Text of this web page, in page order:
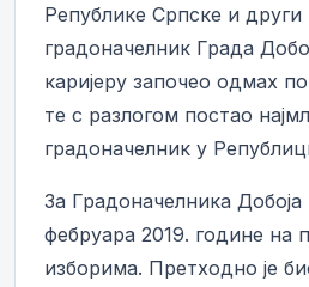
Републике Српске и други
градоначелник Града
каријеру започео одмах
те с разлогом постао
градоначелник у
За Градоначелника Добоја
фебруара 2019. године на
изборима. Претходно је